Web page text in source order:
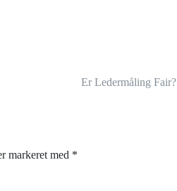
Er Ledermåling Fair?
markeret med *